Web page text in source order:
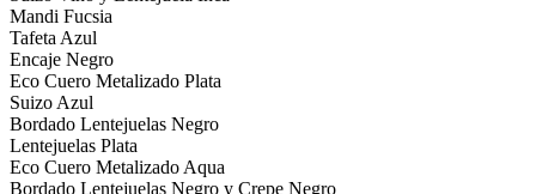
Mandi Fucsia
Tafeta Azul
Encaje Negro
Eco Cuero Metalizado Plata
Suizo Azul
Bordado Lentejuelas Negro
Lentejuelas Plata
Eco Cuero Metalizado Aqua
Bordado Lentejuelas Negro y Crepe Negro